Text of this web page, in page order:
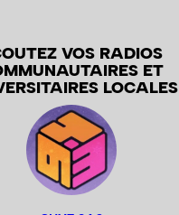
VOS RADIOS
ET
LOCALES